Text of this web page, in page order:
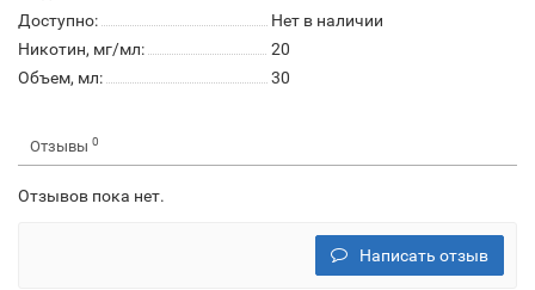
Доступно:
Нет в наличии
Никотин, мг/мл:
20
Объем, мл:
30
Отзывы 0
Отзывов пока нет.
Написать отзыв